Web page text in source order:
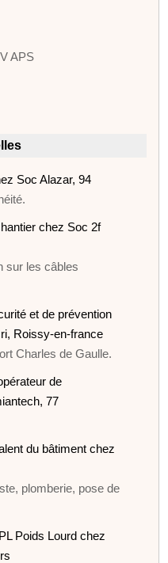
APS
Soc Alazar, 94
chez Soc 2f
sur les câbles
et de prévention
Roissy-en-france
Charles de Gaulle.
de
77
du bâtiment chez
plomberie, pose de
Poids Lourd chez